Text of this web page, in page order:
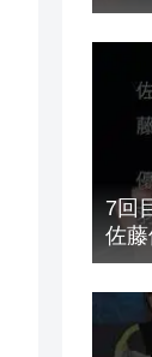
日
7回
佐
日